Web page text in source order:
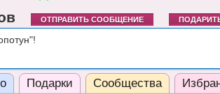
ОТПРАВИТЬ СООБЩЕНИЕ
Подарки Сообщества